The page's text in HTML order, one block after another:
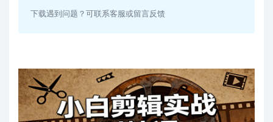
下载遇到问题？可联系客服或留言反馈